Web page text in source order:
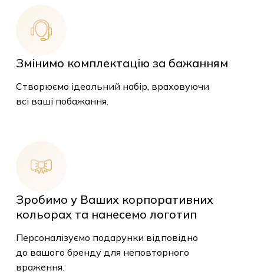
Змінимо комплектацію за бажанням
Створюємо ідеальний набір, враховуючи
всі ваші побажання.
Зробимо у Ваших корпоративних
кольорах та нанесемо логотип
Персоналізуємо подарунки відповідно
до вашого бренду для неповторного
враження.